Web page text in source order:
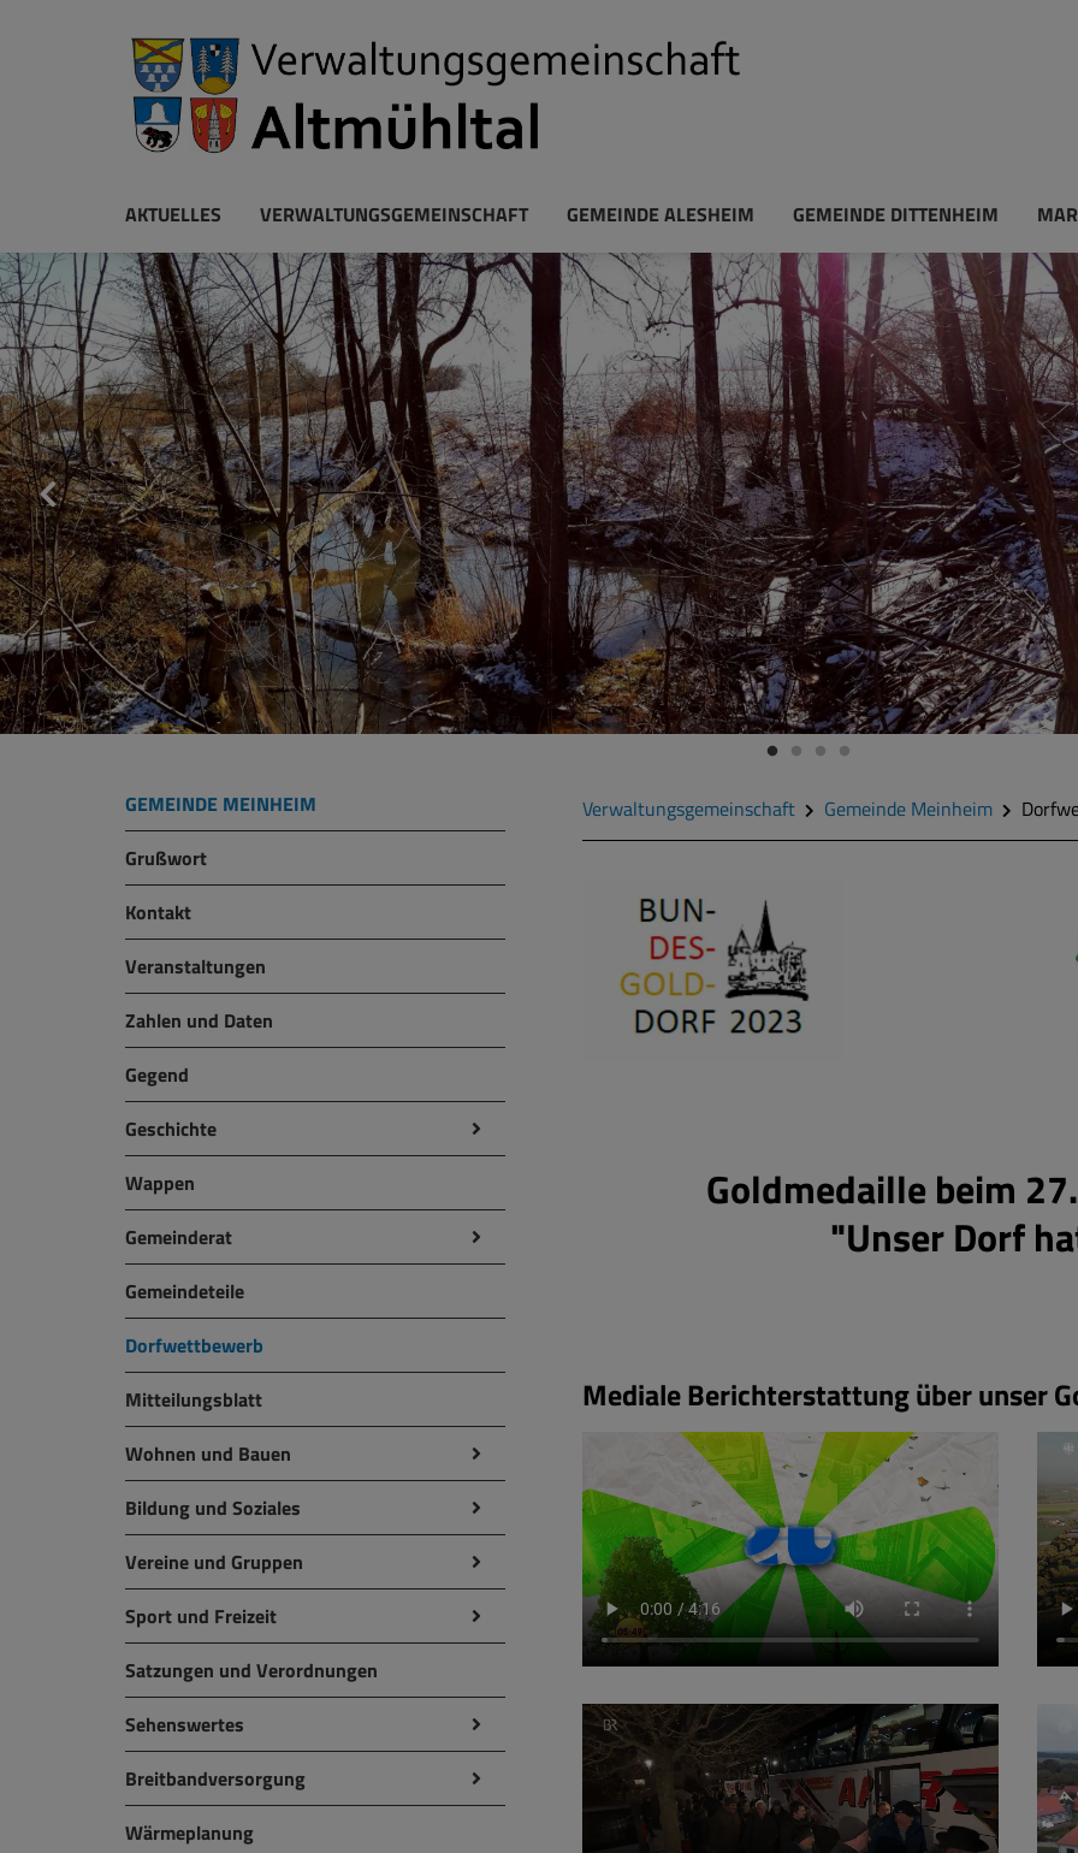
AKTUELLES VERWALTUNGSGEMEINSCHAFT GEMEINDE ALESHEIM GEMEINDE DITTENHEIM
GEMEINDE MEINHEIM
Grußwort
Kontakt
Veranstaltungen
Zahlen und Daten
Gegend
Geschichte
Wappen
Gemeinderat
Gemeindeteile
Dorfwettbewerb
Mitteilungsblatt
Wohnen und Bauen
Bildung und Soziales
Vereine und Gruppen
Sport und Freizeit
Satzungen und Verordnungen
Sehenswertes
Breitbandversorgung
Wärmeplanung
Verwaltungsgemeinschaft Gemeinde Meinheim
Goldmedaille beim
"Unser Dorf
Mediale Berichterstattung über unser